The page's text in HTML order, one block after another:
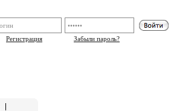
Регистрация
Забыли пароль?